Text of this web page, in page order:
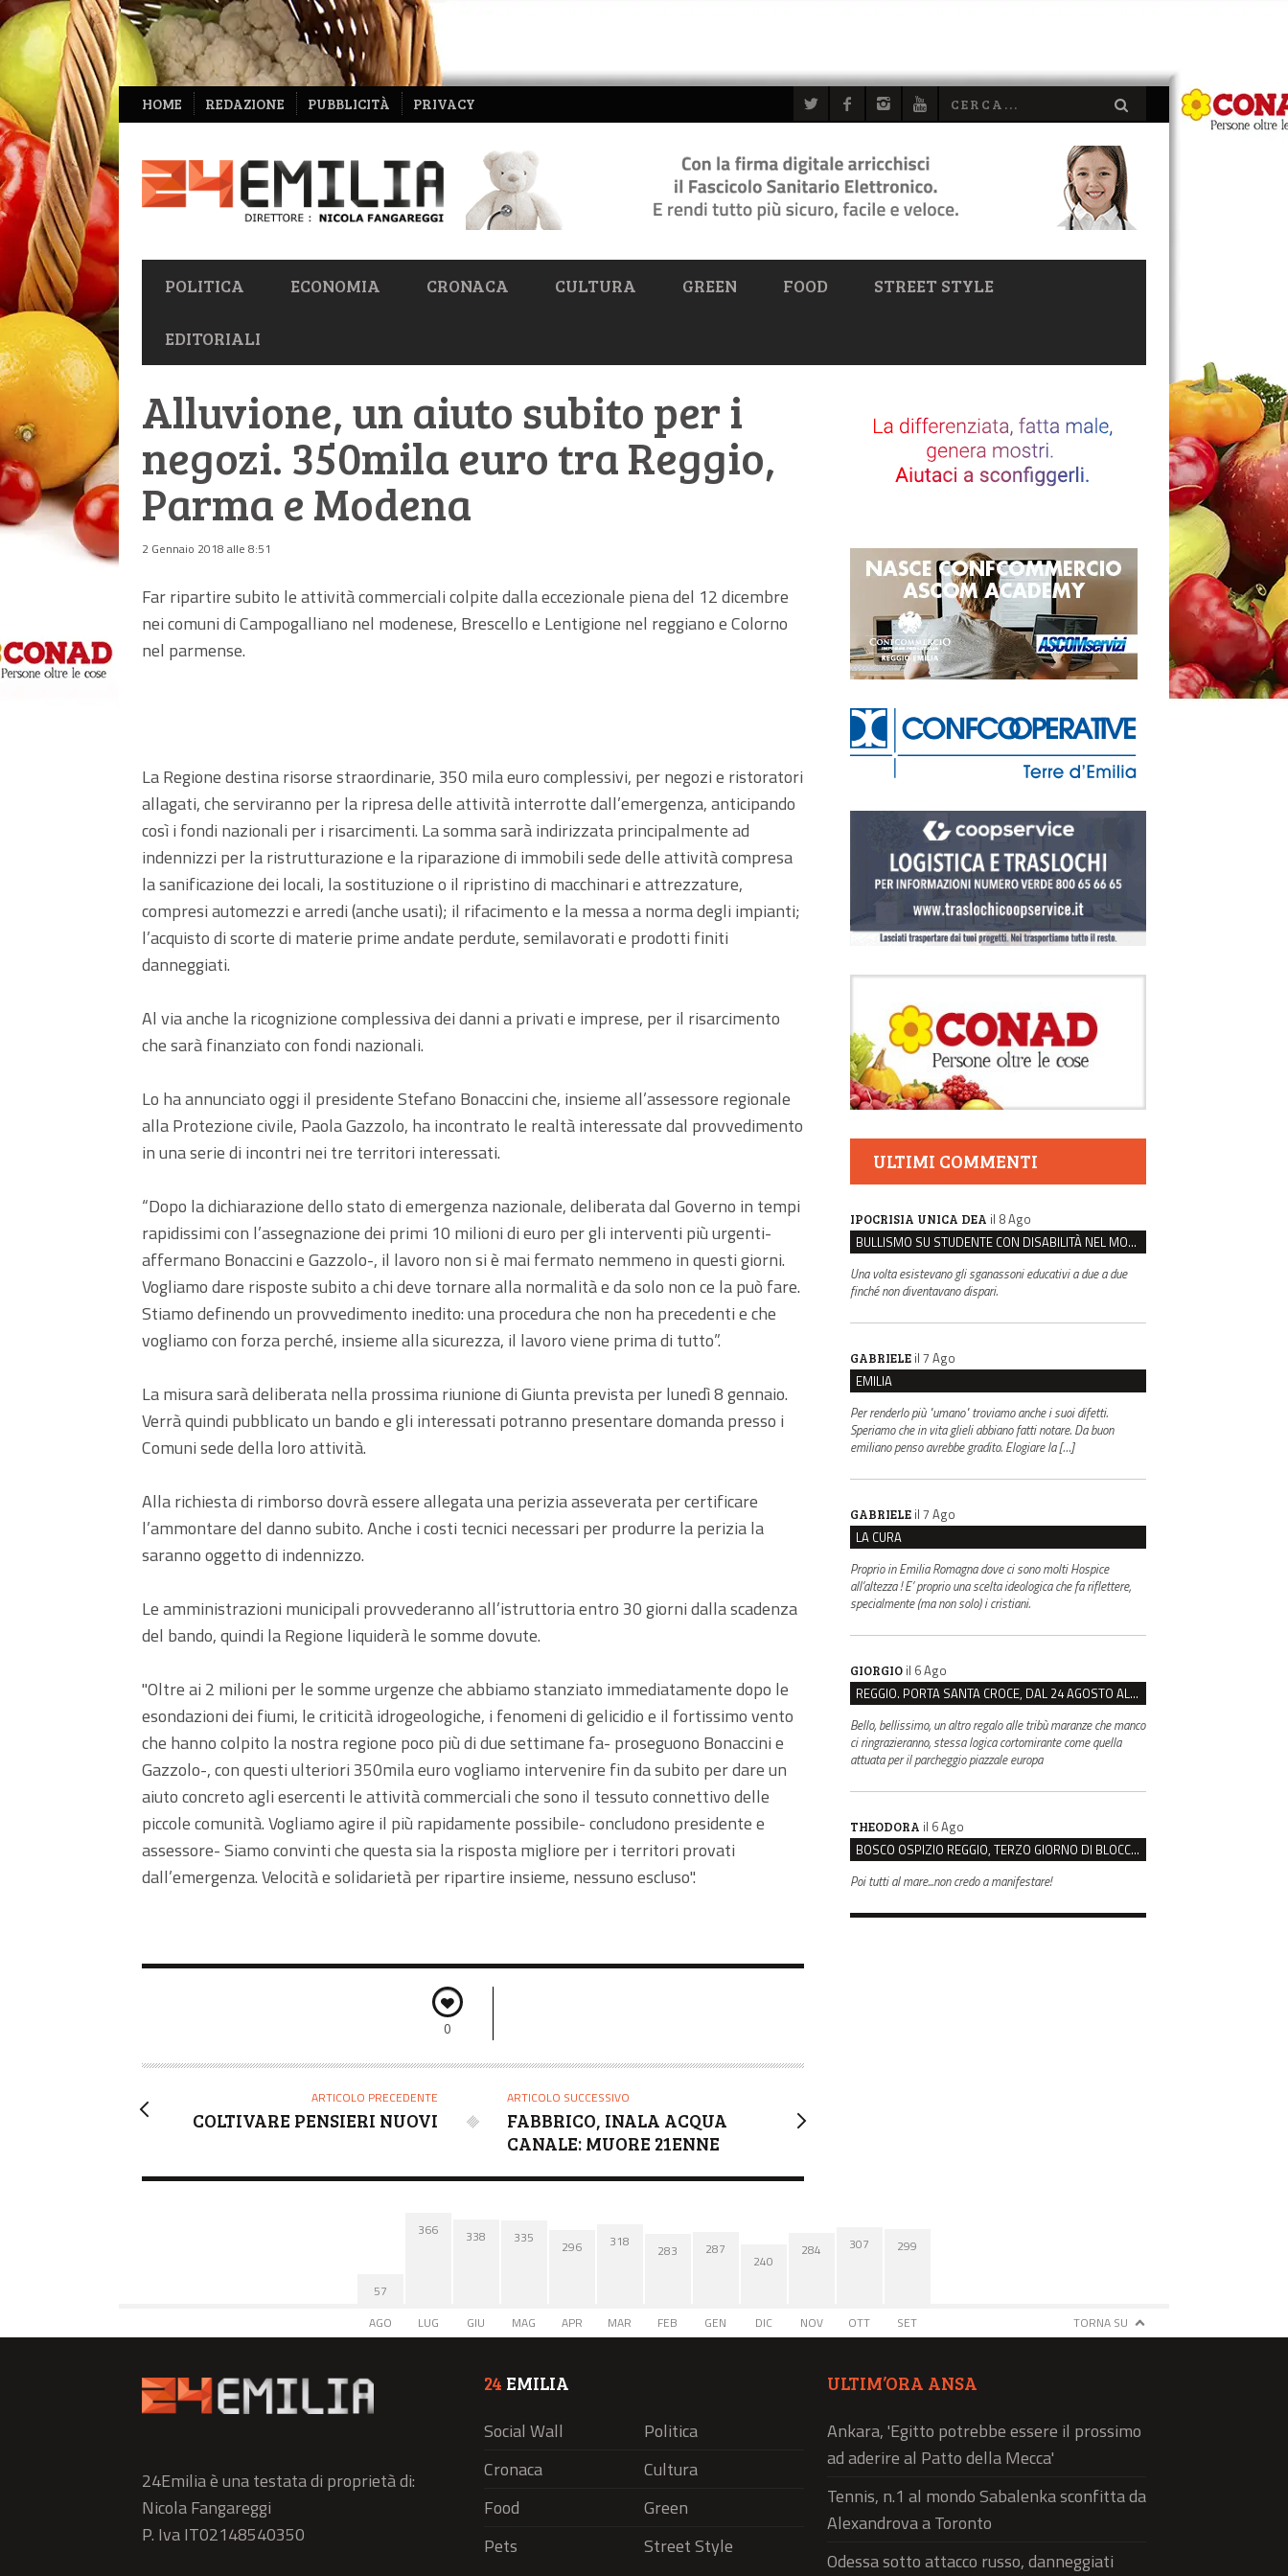
NAVIGAZIONE
SECONDARIA
HOME REDAZIONE PUBBLICITÀ PRIVACY
NAVIGAZIONE
PRIMARIA
POLITICA ECONOMIA CRONACA CULTURA GREEN FOOD STREET STYLE
EDITORIALI
Alluvione, un aiuto subito per i
negozi. 350mila euro tra Reggio,
Parma e Modena
2 Gennaio 2018 alle 8:51
Far ripartire subito le attività commerciali colpite dalla eccezionale piena del 12 dicembre
nei comuni di Campogalliano nel modenese, Brescello e Lentigione nel reggiano e Colorno
nel parmense.
La Regione destina risorse straordinarie, 350 mila euro complessivi, per negozi e ristoratori
allagati, che serviranno per la ripresa delle attività interrotte dall’emergenza, anticipando
così i fondi nazionali per i risarcimenti. La somma sarà indirizzata principalmente ad
indennizzi per la ristrutturazione e la riparazione di immobili sede delle attività compresa
la sanificazione dei locali, la sostituzione o il ripristino di macchinari e attrezzature,
compresi automezzi e arredi (anche usati); il rifacimento e la messa a norma degli impianti;
l’acquisto di scorte di materie prime andate perdute, semilavorati e prodotti finiti
danneggiati.
Al via anche la ricognizione complessiva dei danni a privati e imprese, per il risarcimento
che sarà finanziato con fondi nazionali.
Lo ha annunciato oggi il presidente Stefano Bonaccini che, insieme all’assessore regionale
alla Protezione civile, Paola Gazzolo, ha incontrato le realtà interessate dal provvedimento
in una serie di incontri nei tre territori interessati.
“Dopo la dichiarazione dello stato di emergenza nazionale, deliberata dal Governo in tempi
rapidissimi con l’assegnazione dei primi 10 milioni di euro per gli interventi più urgenti-
affermano Bonaccini e Gazzolo-, il lavoro non si è mai fermato nemmeno in questi giorni.
Vogliamo dare risposte subito a chi deve tornare alla normalità e da solo non ce la può fare.
Stiamo definendo un provvedimento inedito: una procedura che non ha precedenti e che
vogliamo con forza perché, insieme alla sicurezza, il lavoro viene prima di tutto”.
La misura sarà deliberata nella prossima riunione di Giunta prevista per lunedì 8 gennaio.
Verrà quindi pubblicato un bando e gli interessati potranno presentare domanda presso i
Comuni sede della loro attività.
Alla richiesta di rimborso dovrà essere allegata una perizia asseverata per certificare
l’ammontare del danno subito. Anche i costi tecnici necessari per produrre la perizia la
saranno oggetto di indennizzo.
Le amministrazioni municipali provvederanno all’istruttoria entro 30 giorni dalla scadenza
del bando, quindi la Regione liquiderà le somme dovute.
"Oltre ai 2 milioni per le somme urgenze che abbiamo stanziato immediatamente dopo le
esondazioni dei fiumi, le criticità idrogeologiche, i fenomeni di gelicidio e il fortissimo vento
che hanno colpito la nostra regione poco più di due settimane fa- proseguono Bonaccini e
Gazzolo-, con questi ulteriori 350mila euro vogliamo intervenire fin da subito per dare un
aiuto concreto agli esercenti le attività commerciali che sono il tessuto connettivo delle
piccole comunità. Vogliamo agire il più rapidamente possibile- concludono presidente e
assessore- Siamo convinti che questa sia la risposta migliore per i territori provati
dall’emergenza. Velocità e solidarietà per ripartire insieme, nessuno escluso".
0
ARTICOLO PRECEDENTE
COLTIVARE PENSIERI NUOVI
ARTICOLO SUCCESSIVO
FABBRICO, INALA ACQUA
CANALE: MUORE 21ENNE
ULTIMI COMMENTI
IPOCRISIA UNICA DEA il 8 Ago
BULLISMO SU STUDENTE CON DISABILITÀ NEL MODENESE, INDAGATI DUE RAGAZZI DI 16 ANNI
Una volta esistevano gli sganassoni educativi a due a due
finché non diventavano dispari.
GABRIELE il 7 Ago
EMILIA
Per renderlo più "umano" troviamo anche i suoi difetti.
Speriamo che in vita glieli abbiano fatti notare. Da buon
emiliano penso avrebbe gradito. Elogiare la […]
GABRIELE il 7 Ago
LA CURA
Proprio in Emilia Romagna dove ci sono molti Hospice
all’altezza ! E’ proprio una scelta ideologica che fa riflettere,
specialmente (ma non solo) i cristiani.
GIORGIO il 6 Ago
REGGIO. PORTA SANTA CROCE, DAL 24 AGOSTO AL VIA IL CANTIERE PER IL NUOVO COLLETTORE FOGNARIO
Bello, bellissimo, un altro regalo alle tribù maranze che manco
ci ringrazieranno, stessa logica cortomirante come quella
attuata per il parcheggio piazzale europa
THEODORA il 6 Ago
BOSCO OSPIZIO REGGIO, TERZO GIORNO DI BLOCCO. IL COMITATO: “PRESIDIO FINO A VENERDÌ”
Poi tutti al mare...non credo a manifestare!
57
AGO
366
LUG
338
GIU
335
MAG
296
APR
318
MAR
283
FEB
287
GEN
240
DIC
284
NOV
307
OTT
299
SET TORNA SU
24Emilia è una testata di proprietà di:
Nicola Fangareggi
P. Iva IT02148540350
24 EMILIA
Social Wall
Politica
Cronaca
Cultura
Food
Green
Pets
Street Style
ULTIM’ORA ANSA
Ankara, 'Egitto potrebbe essere il prossimo
ad aderire al Patto della Mecca'
Tennis, n.1 al mondo Sabalenka sconfitta da
Alexandrova a Toronto
Odessa sotto attacco russo, danneggiati